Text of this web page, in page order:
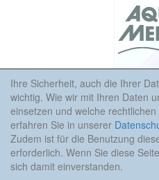
Ihre Sicherheit, auch die Ihrer
wichtig. Wie wir mit Ihren Daten
einsetzen und welche
erfahren Sie in unserer
Zudem ist für die Benutzung
erforderlich. Wenn Sie diese
sich damit einverstanden.